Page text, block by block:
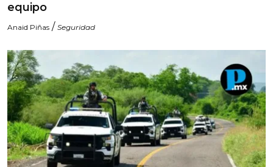
equipo
Anaid Piñas / Seguridad